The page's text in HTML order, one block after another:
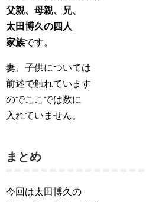
父親、母親、兄、
太田博久の四人
家族です。
妻、子供については
前述で触れています
のでここでは数に
入れていません。
まとめ
今回は太田博久の